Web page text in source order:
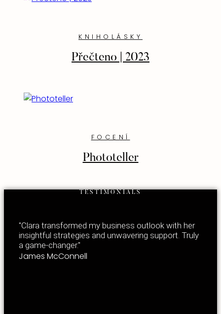
KNIHOLÁSKY
Přečteno | 2023
FOCENÍ
Phototeller
TESTIMONIALS
"Clara transformed my business outlook with her
insightful strategies and unwavering support. Truly
a game-changer."
James McConnell